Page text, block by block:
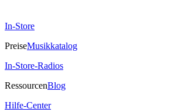
In-Store
PreiseMusikkatalog
In-Store-Radios
RessourcenBlog
Hilfe-Center